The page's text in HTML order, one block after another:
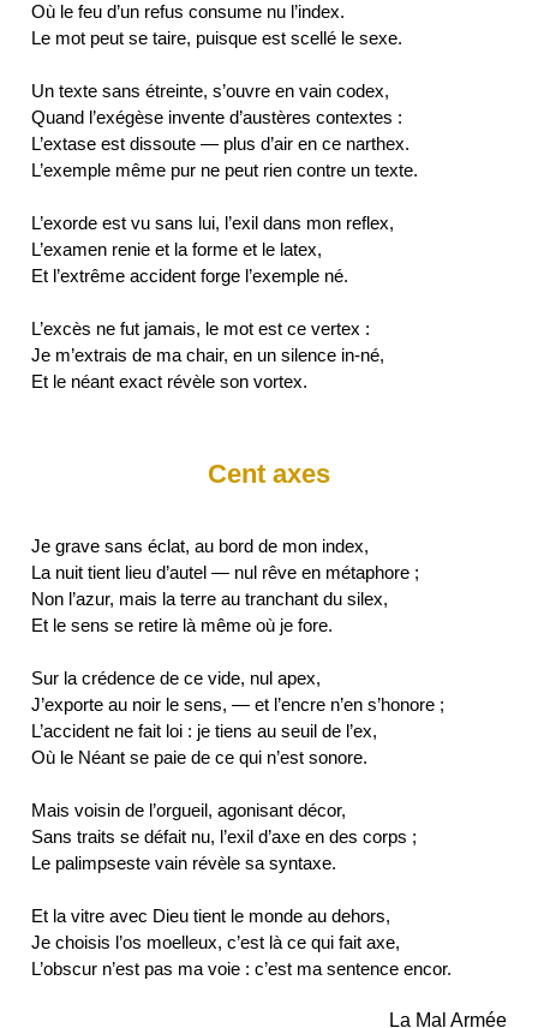
Où le feu d’un refus consume nu l’index.
Le mot peut se taire, puisque est scellé le sexe.
Un texte sans étreinte, s’ouvre en vain codex,
Quand l’exégèse invente d’austères contextes :
L’extase est dissoute — plus d’air en ce narthex.
L’exemple même pur ne peut rien contre un texte.
L’exorde est vu sans lui, l’exil dans mon reflex,
L’examen renie et la forme et le latex,
Et l’extrême accident forge l’exemple né.
L’excès ne fut jamais, le mot est ce vertex :
Je m’extrais de ma chair, en un silence in-né,
Cent axes
Je grave sans éclat, au bord de mon index,
La nuit tient lieu d’autel — nul rêve en métaphore ;
Non l’azur, mais la terre au tranchant du silex,
Et le sens se retire là même où je fore.
Sur la crédence de ce vide, nul apex,
J’exporte au noir le sens, — et l’encre n’en s’honore ;
L’accident ne fait loi : je tiens au seuil de l’ex,
Où le Néant se paie de ce qui n’est sonore.
Mais voisin de l’orgueil, agonisant décor,
Sans traits se défait nu, l’exil d’axe en des corps ;
Le palimpseste vain révèle sa syntaxe.
Et la vitre avec Dieu tient le monde au dehors,
Je choisis l’os moelleux, c’est là ce qui fait axe,
La Mal Armée